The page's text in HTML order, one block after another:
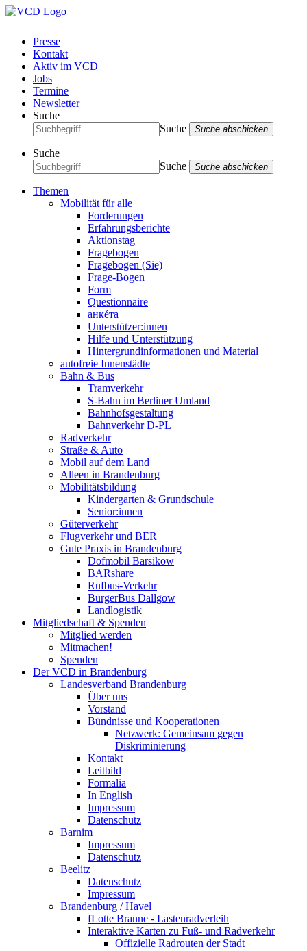
Presse
Kontakt
Aktiv im VCD
Jobs
Termine
Newsletter
Suche
Suche
Suche abschicken
Suche
Suche
Suche abschicken
Themen
Mobilität für alle
Forderungen
Erfahrungsberichte
Aktionstag
Fragebogen
Fragebogen (Sie)
Frage-Bogen
Form
Questionnaire
анкéта
Unterstützer:innen
Hilfe und Unterstützung
Hintergrundinformationen und Material
autofreie Innenstädte
Bahn & Bus
Tramverkehr
S-Bahn im Berliner Umland
Bahnhofsgestaltung
Bahnverkehr D-PL
Radverkehr
Straße & Auto
Mobil auf dem Land
Alleen in Brandenburg
Mobilitätsbildung
Kindergarten & Grundschule
Senior:innen
Güterverkehr
Flugverkehr und BER
Gute Praxis in Brandenburg
Dofmobil Barsikow
BARshare
Rufbus-Verkehr
BürgerBus Dallgow
Landlogistik
Mitgliedschaft & Spenden
Mitglied werden
Mitmachen!
Spenden
Der VCD in Brandenburg
Landesverband Brandenburg
Über uns
Vorstand
Bündnisse und Kooperationen
Netzwerk: Gemeinsam gegen
Diskriminierung
Kontakt
Leitbild
Formalia
In English
Impressum
Datenschutz
Barnim
Impressum
Datenschutz
Beelitz
Datenschutz
Impressum
Brandenburg / Havel
fLotte Branne - Lastenradverleih
Interaktive Karten zu Fuß- und Radverkehr
Offizielle Radrouten der Stadt